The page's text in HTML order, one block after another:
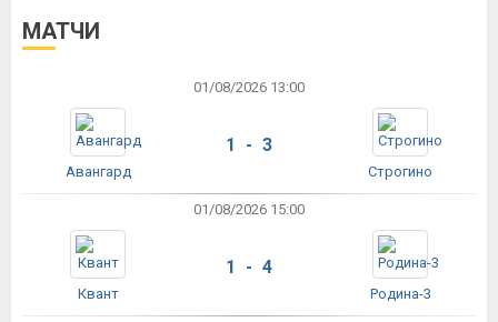
МАТЧИ
01/08/2026 13:00
Авангард
1 - 3
Строгино
01/08/2026 15:00
Квант
1 - 4
Родина-3